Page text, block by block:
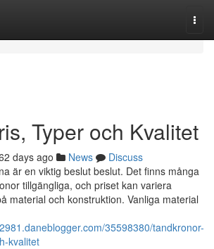
Typer och Kvalitet
days ago News
Discuss
är en viktig beslut beslut. Det finns många
tillgängliga, och priset kan variera
material och konstruktion. Vanliga material
35598380/tandkronor-
kvalitet